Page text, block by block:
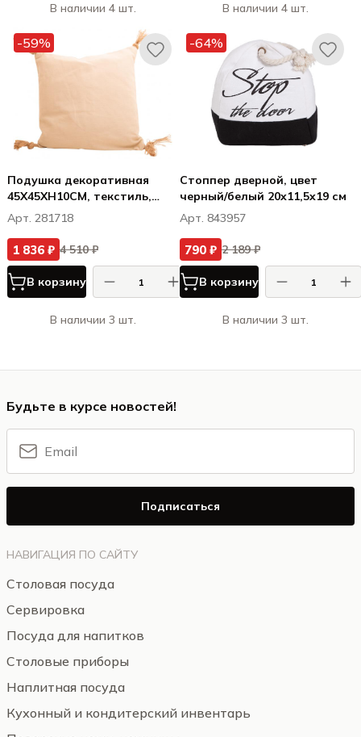
В наличии 4 шт. В наличии 4 шт.
-59%
Подушка декоративная
45X45XH10CM, текстиль,
цвет кремовый
Арт. 281718
1 836 ₽ 4 510 ₽
В корзину
В наличии 3 шт.
-64%
Стоппер дверной, цвет
черный/белый 20x11,5x19 см
Арт. 843957
790 ₽ 2 189 ₽
В корзину
В наличии 3 шт.
НАВИГАЦИЯ ПО САЙТУ
Столовая посуда
Сервировка
Посуда для напитков
Столовые приборы
Наплитная посуда
Кухонный и кондитерский инвентарь
Будьте в курсе новостей!
Подписаться